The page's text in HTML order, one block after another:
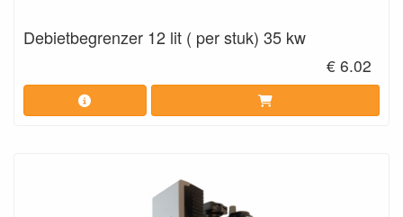
Debietbegrenzer 12 lit ( per stuk) 35 kw
€ 6.02